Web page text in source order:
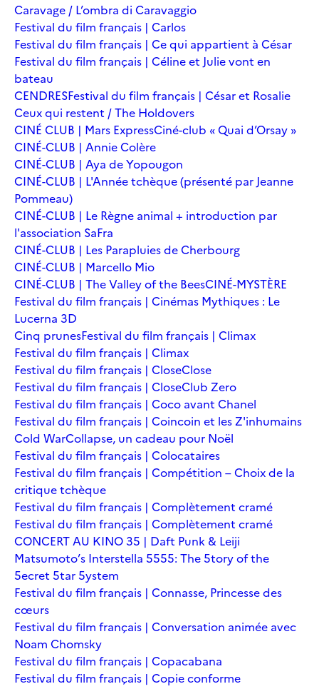
Caravage / L’ombra di Caravaggio
Festival du film français | Carlos
Festival du film français | Ce qui appartient à César
Festival du film français | Céline et Julie vont en
bateau
CENDRESFestival du film français | César et Rosalie
Ceux qui restent / The Holdovers
CINÉ CLUB | Mars ExpressCiné-club « Quai d’Orsay »
CINÉ-CLUB | Annie Colère
CINÉ-CLUB | Aya de Yopougon
CINÉ-CLUB | L'Année tchèque (présenté par Jeanne
Pommeau)
CINÉ-CLUB | Le Règne animal + introduction par
l'association SaFra
CINÉ-CLUB | Les Parapluies de Cherbourg
CINÉ-CLUB | Marcello Mio
CINÉ-CLUB | The Valley of the BeesCINÉ-MYSTÈRE
Festival du film français | Cinémas Mythiques : Le
Lucerna 3D
Cinq prunesFestival du film français | Climax
Festival du film français | Climax
Festival du film français | CloseClose
Festival du film français | CloseClub Zero
Festival du film français | Coco avant Chanel
Festival du film français | Coincoin et les Z'inhumains
Cold WarCollapse, un cadeau pour Noël
Festival du film français | Colocataires
Festival du film français | Compétition – Choix de la
critique tchèque
Festival du film français | Complètement cramé
Festival du film français | Complètement cramé
CONCERT AU KINO 35 | Daft Punk & Leiji
Matsumoto’s Interstella 5555: The 5tory of the
5ecret 5tar 5ystem
Festival du film français | Connasse, Princesse des
cœurs
Festival du film français | Conversation animée avec
Noam Chomsky
Festival du film français | Copacabana
Festival du film français | Copie conforme